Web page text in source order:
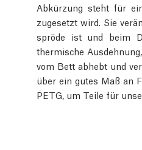
Abkürzung steht für
zugesetzt wird. Sie
spröde ist und beim
thermische
vom Bett abhebt und
über ein gutes Maß an
PETG, um Teile für